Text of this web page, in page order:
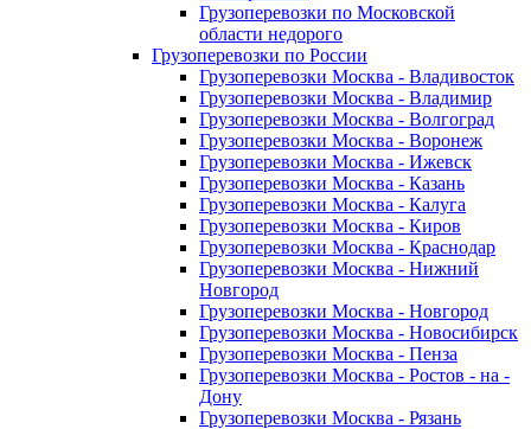
Грузоперевозки по Московской
области недорого
Грузоперевозки по России
Грузоперевозки Москва - Владивосток
Грузоперевозки Москва - Владимир
Грузоперевозки Москва - Волгоград
Грузоперевозки Москва - Воронеж
Грузоперевозки Москва - Ижевск
Грузоперевозки Москва - Казань
Грузоперевозки Москва - Калуга
Грузоперевозки Москва - Киров
Грузоперевозки Москва - Краснодар
Грузоперевозки Москва - Нижний
Новгород
Грузоперевозки Москва - Новгород
Грузоперевозки Москва - Новосибирск
Грузоперевозки Москва - Пенза
Грузоперевозки Москва - Ростов - на -
Дону
Грузоперевозки Москва - Рязань